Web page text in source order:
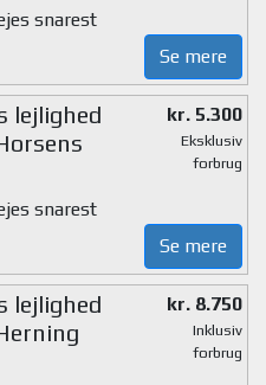
snarest
Se mere
lejlighed
kr. 5.300
Eksklusiv
forbrug
snarest
Se mere
lejlighed
kr. 8.750
Inklusiv
forbrug